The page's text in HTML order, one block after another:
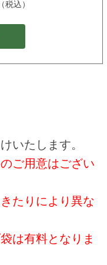
税込）
いたします。
ご用意はござい
たりにより異な
は有料となりま